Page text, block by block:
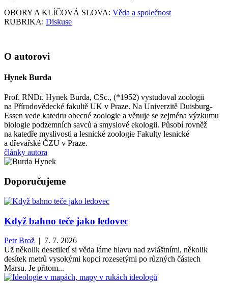
OBORY A KLÍČOVÁ SLOVA: Věda a společnost
RUBRIKA: Diskuse
O autorovi
Hynek Burda
Prof. RNDr. Hynek Burda, CSc., (*1952) vystudoval zoologii
na Přírodovědecké fakultě UK v Praze. Na Univerzitě Duisburg-
Essen vede katedru obecné zoologie a věnuje se zejména výzkumu
biologie podzemních savců a smyslové ekologii. Působí rovněž
na katedře myslivosti a lesnické zoologie Fakulty lesnické
a dřevařské ČZU v Praze.
články autora
Doporučujeme
Když bahno teče jako ledovec
Petr Brož | 7. 7. 2026
Už několik desetiletí si věda láme hlavu nad zvláštními, několik
desítek metrů vysokými kopci rozesetými po různých částech
Marsu. Je přitom...